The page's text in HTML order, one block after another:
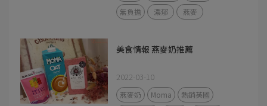
無負擔
濃郁 燕麥
美食情報 燕麥奶推薦
2022-03-10
燕麥奶 Moma
熱銷英國